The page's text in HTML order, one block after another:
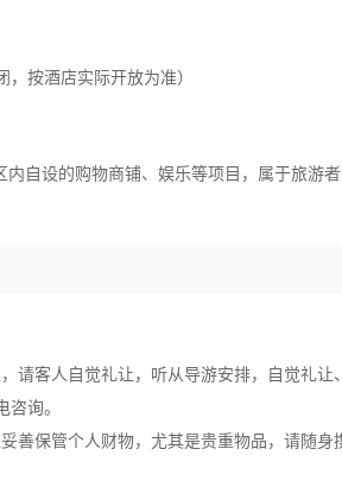
按酒店实际开放为准）
自设的购物商铺、娱乐等项目，属于旅游
请客人自觉礼让，听从导游安排，自觉礼让
询。
善保管个人财物，尤其是贵重物品，请随